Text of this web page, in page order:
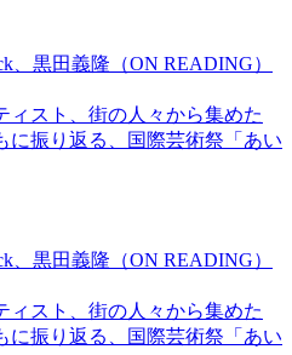
、黒田義隆（ON READING）
ィスト、街の人々から集めた
に振り返る、国際芸術祭「あい
、黒田義隆（ON READING）
ィスト、街の人々から集めた
に振り返る、国際芸術祭「あい